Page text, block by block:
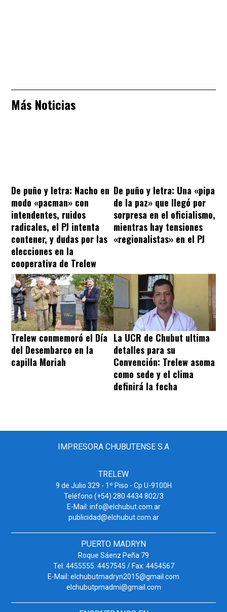
Más Noticias
De puño y letra: Nacho en
modo «pacman» con
intendentes, ruidos
radicales, el PJ intenta
contener, y dudas por las
elecciones en la
cooperativa de Trelew
De puño y letra: Una «pipa
de la paz» que llegó por
sorpresa en el oficialismo,
mientras hay tensiones
«regionalistas» en el PJ
Trelew conmemoró el Día
del Desembarco en la
capilla Moriah
La UCR de Chubut ultima
detalles para su
Convención: Trelew asoma
como sede y el clima
definirá la fecha
IMPRESORA CHUBUTENSE S.A
TRELEW
9 de Julio 329 - 1º Piso - Cp U-9100H
Teléfono (+54) 280 4434 802/3
E-Mail: info@elchubut.com.ar
publicidad@elchubut.com.ar
PUERTO MADRYN
Roque Sáenz Peña 79
Tel: 4455555. 4457545 / Fax: 4454567
E-Mail: elchubutmadryn2015@gmail.com
elchubutpmadmi@gmail.com